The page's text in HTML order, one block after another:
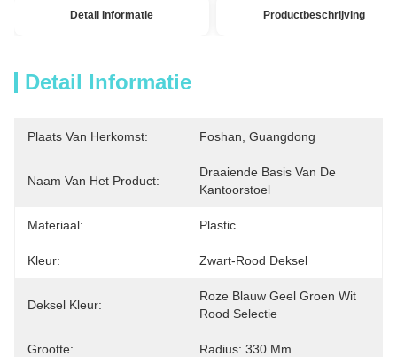
Detail Informatie Productbeschrijving
Detail Informatie
Plaats Van Herkomst: Foshan, Guangdong
Naam Van Het Product:
Draaiende Basis Van De
Kantoorstoel
Materiaal: Plastic
Kleur: Zwart-Rood Deksel
Deksel Kleur:
Roze Blauw Geel Groen Wit
Rood Selectie
Grootte: Radius: 330 Mm